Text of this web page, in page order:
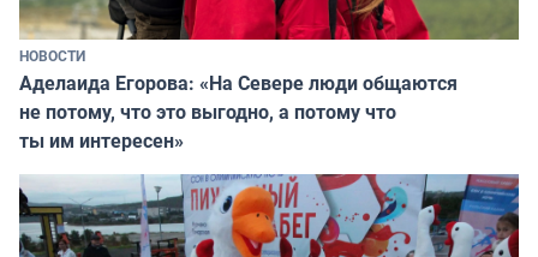
НОВОСТИ
Аделаида Егорова: «На Севере люди общаются
не потому, что это выгодно, а потому что
ты им интересен»